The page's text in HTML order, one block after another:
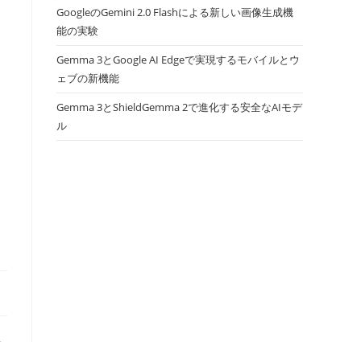
GoogleのGemini 2.0 Flashによる新しい画像生成機
能の実験
Gemma 3とGoogle AI Edgeで実現するモバイルとウ
ェブの新機能
Gemma 3とShieldGemma 2で進化する安全なAIモデ
ル